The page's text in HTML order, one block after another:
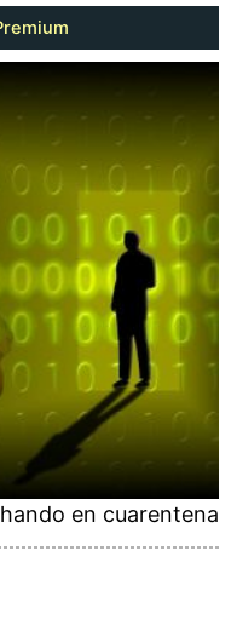
en cuarentena